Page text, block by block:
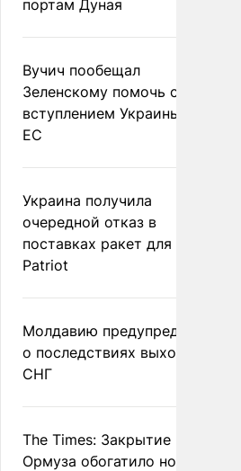
портам Дуная
Вучич пообещал
Зеленскому помочь со
вступлением Украины в
ЕС
Украина получила
очередной отказ в
поставках ракет для
Patriot
Молдавию предупредили
о последствиях выхода из
СНГ
The Times: Закрытие
Ормуза обогатило новых